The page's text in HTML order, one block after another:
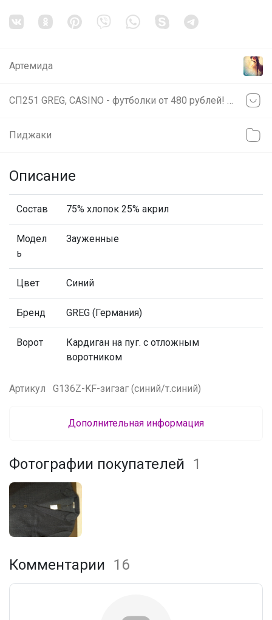
Артемида
Пиджаки
Описание
Состав 75% хлопок 25% акрил
Модел
ь
Зауженные
Цвет Синий
Бренд GREG (Германия)
Ворот
Кардиган на пуг. с отложным
воротником
Артикул G136Z-KF-зигзаг (синий/т.синий)
Дополнительная информация
Фотографии покупателей 1
Комментарии 16